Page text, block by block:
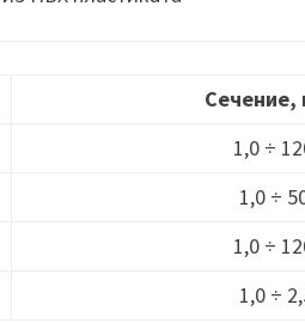
Сечение,
1,0 ÷
1,0 ÷
1,0 ÷
1,0 ÷